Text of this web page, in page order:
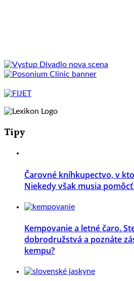
Tipy
Čarovné kníhkupectvo, v
Niekedy však musia
Kempovanie a letné čaro.
dobrodružstvá a poznáte
kempu?